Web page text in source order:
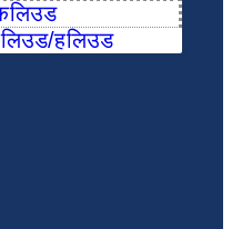
हलिउड